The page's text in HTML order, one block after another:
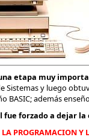
etapa muy
Sistemas y luego
además enseño
fue forzado a dejar la
PROGRAMACION Y